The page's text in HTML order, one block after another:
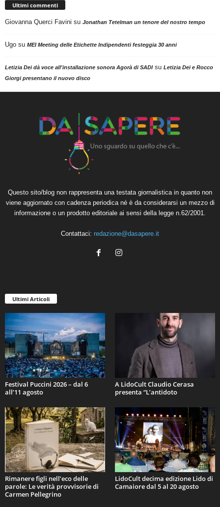
Ultimi commenti
Giovanna Querci Favini su Jonathan Tetelman un tenore del nostro tempo
Ugo su MEI Meeting delle Etichette Indipendenti festeggia 30 anni
Letizia Dei dà voce all'installazione sonora Agorà di SADIsu Letizia Dei e Rocco
Giorgi presentano il nuovo disco
Questo sito/blog non rappresenta una testata giornalistica in quanto non
viene aggiornato con cadenza periodica né è da considerarsi un mezzo di
informazione o un prodotto editoriale ai sensi della legge n.62/2001.
Contattaci: redazione@dasapere.it
Ultimi Articoli
Festival Puccini 2026 – dal 6
all’11 agosto
A LidoCult Claudio Cerasa
presenta “L’antidoto
Rimanere figli nell’eco delle
parole: Le verità provvisorie di
Carmen Pellegrino
LidoCult decima edizione Lido di
Camaiore dal 5 al 20 agosto